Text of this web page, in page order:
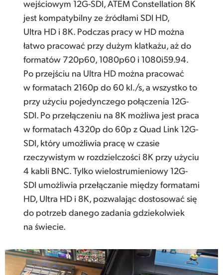
wejściowym 12G-SDI, ATEM Constellation 8K
jest kompatybilny ze źródłami SDI HD,
Ultra HD i 8K. Podczas pracy w HD można
łatwo pracować przy dużym klatkażu, aż do
formatów 720p60, 1080p60 i 1080i59.94.
Po przejściu na Ultra HD można pracować
w formatach 2160p do 60 kl./s, a wszystko to
przy użyciu pojedynczego połączenia 12G-
SDI. Po przełączeniu na 8K możliwa jest praca
w formatach 4320p do 60p z Quad Link 12G-
SDI, który umożliwia pracę w czasie
rzeczywistym w rozdzielczości 8K przy użyciu
4 kabli BNC. Tylko wielostrumieniowy 12G-
SDI umożliwia przełączanie między formatami
HD, Ultra HD i 8K, pozwalając dostosować się
do potrzeb danego zadania gdziekolwiek
na świecie.